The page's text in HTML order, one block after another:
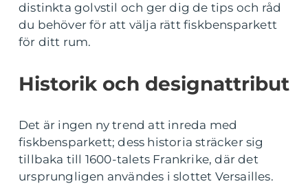
distinkta golvstil och ger dig de tips och råd
du behöver för att välja rätt fiskbensparkett
för ditt rum.
Historik och designattribut
Det är ingen ny trend att inreda med
fiskbensparkett; dess historia sträcker sig
tillbaka till 1600-talets Frankrike, där det
ursprungligen användes i slottet Versailles.